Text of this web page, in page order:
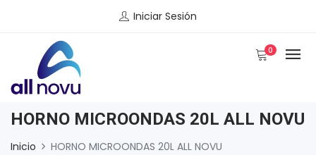
Iniciar Sesión
0
HORNO MICROONDAS 20L ALL NOVU
Inicio HORNO MICROONDAS 20L ALL NOVU